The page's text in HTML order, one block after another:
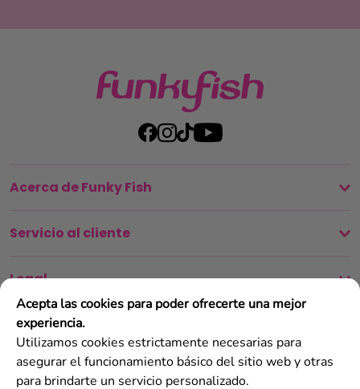
Acerca de Funky Fish
Servicio al cliente
Legal
Acepta las cookies para poder ofrecerte una mejor
experiencia.
Utilizamos cookies estrictamente necesarias para
asegurar el funcionamiento básico del sitio web y otras
para brindarte un servicio personalizado.